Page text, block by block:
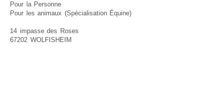
Pour la Personne
Pour les animaux (Spécialisation Équine)
14 impasse des Roses
67202 WOLFISHEIM